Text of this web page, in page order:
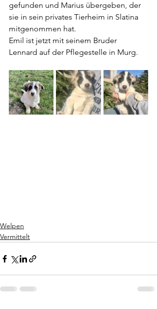
gefunden und Marius übergeben, der
sie in sein privates Tierheim in Slatina
mitgenommen hat.
Emil ist jetzt mit seinem Bruder
Lennard auf der Pflegestelle in Murg.
Welpen
Vermittelt